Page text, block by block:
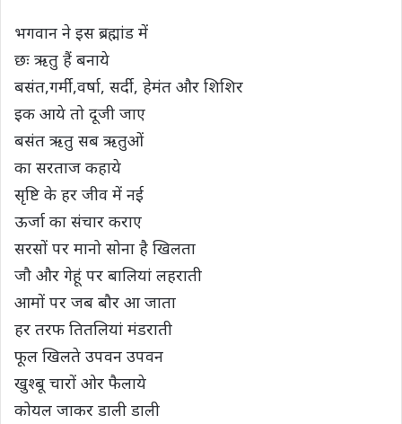
A
p
p
o
o
k
e
r
g
r
m
k
भगवान ने इस ब्रह्मांड में
छः ऋतु हैं बनाये
बसंत,गर्मी,वर्षा, सर्दी, हेमंत और शिशिर
इक आये तो दूजी जाए
बसंत ऋतु सब ऋतुओं
का सरताज कहाये
सृष्टि के हर जीव में नई
ऊर्जा का संचार कराए
सरसों पर मानो सोना है खिलता
जौ और गेहूं पर बालियां लहराती
आमों पर जब बौर आ जाता
हर तरफ तितलियां मंडराती
फूल खिलते उपवन उपवन
खुश्बू चारों ओर फैलाये
कोयल जाकर डाली डाली